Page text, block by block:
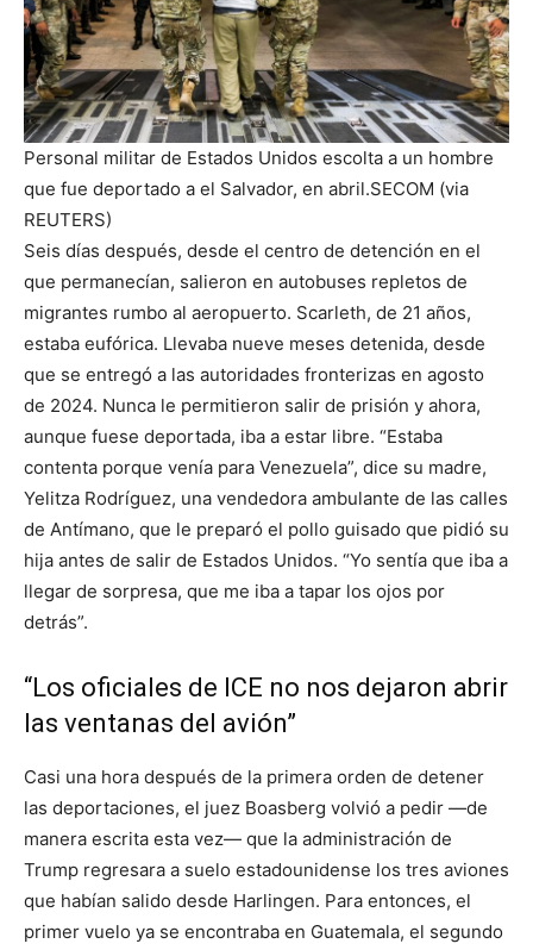
Personal militar de Estados Unidos escolta a un hombre
que fue deportado a el Salvador, en abril.SECOM (via
REUTERS)
Seis días después, desde el centro de detención en el
que permanecían, salieron en autobuses repletos de
migrantes rumbo al aeropuerto. Scarleth, de 21 años,
estaba eufórica. Llevaba nueve meses detenida, desde
que se entregó a las autoridades fronterizas en agosto
de 2024. Nunca le permitieron salir de prisión y ahora,
aunque fuese deportada, iba a estar libre. “Estaba
contenta porque venía para Venezuela”, dice su madre,
Yelitza Rodríguez, una vendedora ambulante de las calles
de Antímano, que le preparó el pollo guisado que pidió su
hija antes de salir de Estados Unidos. “Yo sentía que iba a
llegar de sorpresa, que me iba a tapar los ojos por
detrás”.
“Los oficiales de ICE no nos dejaron abrir
las ventanas del avión”
Casi una hora después de la primera orden de detener
las deportaciones, el juez Boasberg volvió a pedir —de
manera escrita esta vez— que la administración de
Trump regresara a suelo estadounidense los tres aviones
que habían salido desde Harlingen. Para entonces, el
primer vuelo ya se encontraba en Guatemala, el segundo